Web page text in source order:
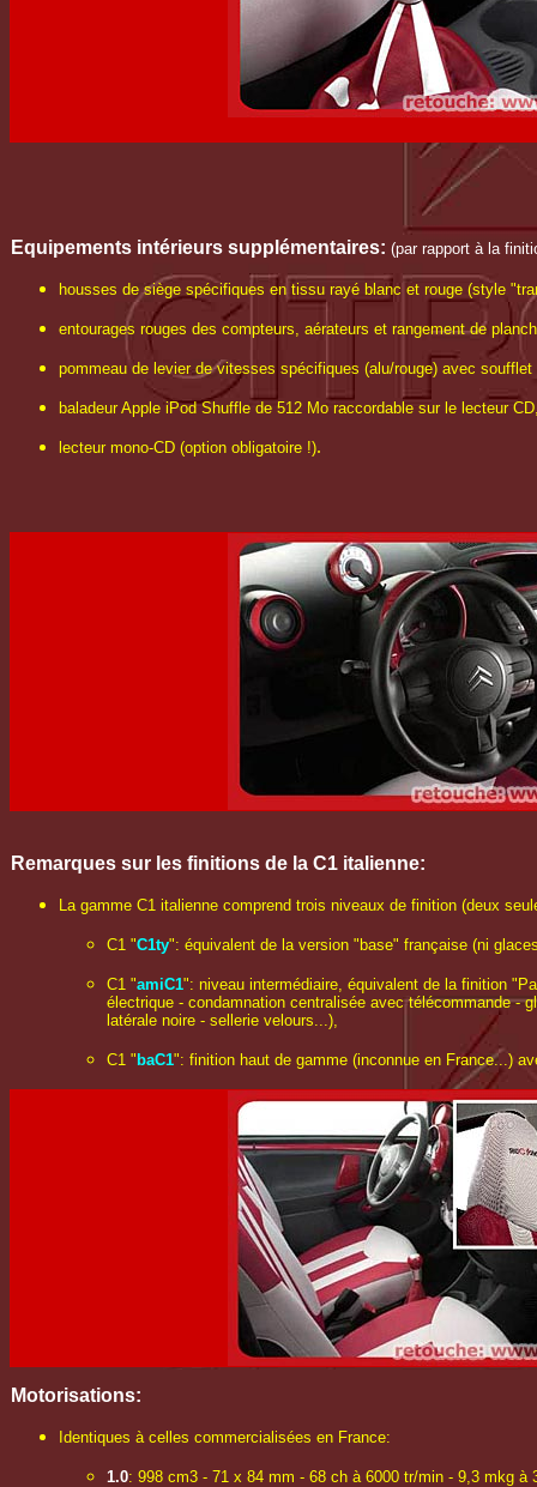
Equipements intérieurs supplémentaires: (par rapport à la
housses de siège spécifiques en tissu rayé blanc et rouge (style
entourages rouges des compteurs, aérateurs et rangement de
pommeau de levier de vitesses spécifiques (alu/rouge) avec
baladeur Apple iPod Shuffle de 512 Mo raccordable sur le lecteur
lecteur mono-CD (option obligatoire !).
Remarques sur les finitions de la C1 italienne:
La gamme C1 italienne comprend trois niveaux de finition (deux
C1 "C1ty": équivalent de la version "base" française (ni
C1 "amiC1": niveau intermédiaire, équivalent de la finition
électrique - condamnation centralisée avec télécommande -
latérale noire - sellerie velours...),
C1 " baC1": finition haut de gamme (inconnue en France...)
Motorisations:
Identiques à celles commercialisées en France:
1.0: 998 cm3 - 71 x 84 mm - 68 ch à 6000 tr/min - 9,3 mkg